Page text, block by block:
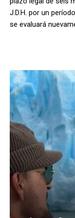
J.D.H. por un
se evaluará